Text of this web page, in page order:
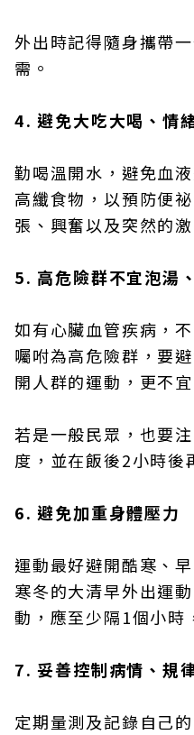
外出時記得隨身攜帶
需。
4. 避免大吃大喝、情
勤喝溫開水，避免血
高纖食物，以預防便
張、興奮以及突然的
5. 高危險群不宜泡湯
如有心臟血管疾病，
囑咐為高危險群，要
開人群的運動，更不
若是一般民眾，也要
度，並在飯後2小時後
6. 避免加重身體壓力
運動最好避開酷寒、
寒冬的大清早外出運
動，應至少隔1個小時
7. 妥善控制病情、規
定期量測及記錄自己